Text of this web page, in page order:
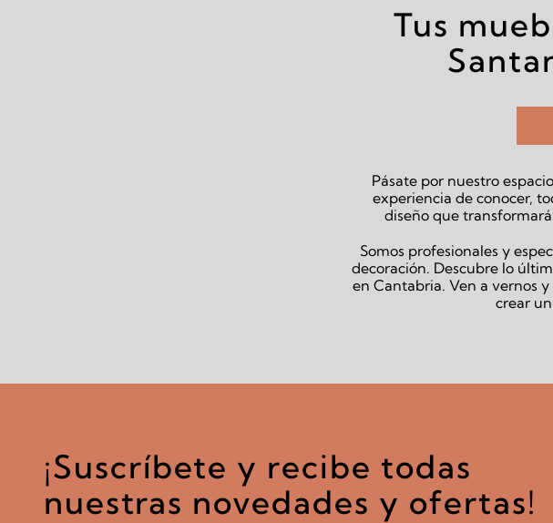
Tus
Pásate por nuestro
experiencia de conocer,
diseño que
Somos profesionales y
decoración. Descubre lo
en Cantabria. Ven a vernos
crear
¡Suscríbete y recibe todas
nuestras novedades y ofertas!